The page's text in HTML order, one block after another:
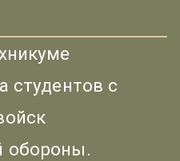
студентов с
обороны.